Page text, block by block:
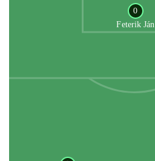
0
Feterik Ján